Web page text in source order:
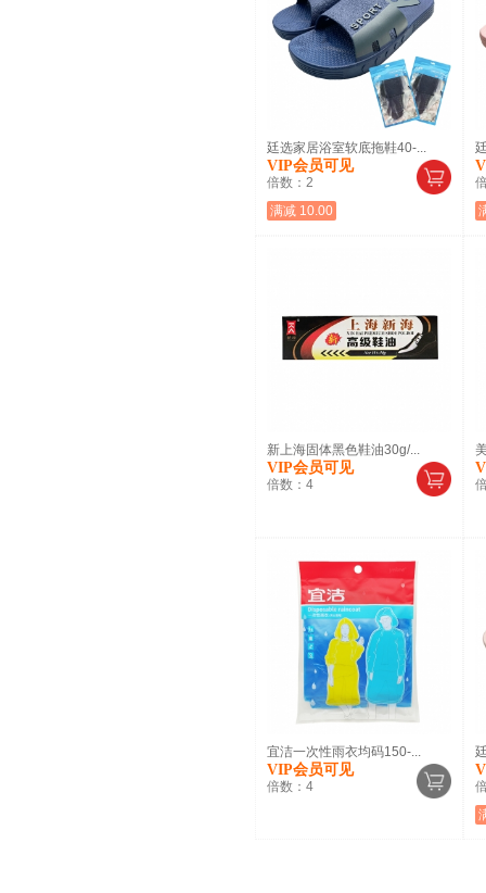
廷选家居浴室软底拖鞋40-...
VIP会员可见
倍数： 2
满减 10.00
新上海固体黑色鞋油30g/...
VIP会员可见
倍数： 4
宜洁一次性雨衣均码150-...
VIP会员可见
倍数： 4